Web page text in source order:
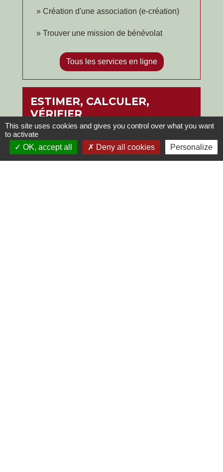
Création d'une association (e-création)
Trouver une mission de bénévolat
Tous les services en ligne
ESTIMER, CALCULER,
VÉRIFIER
This site uses cookies and gives you control over what you want
to activate
OK, accept all
Deny all cookies Personalize